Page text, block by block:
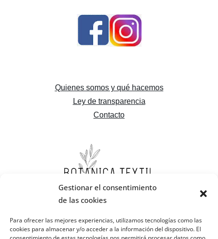
Gestionar el consentimiento
de las cookies
Para ofrecer las mejores experiencias, utilizamos tecnologías como las
cookies para almacenar y/o acceder a la información del dispositivo. El
Quienes somos y qué hacemos
Ley de transparencia
Contacto